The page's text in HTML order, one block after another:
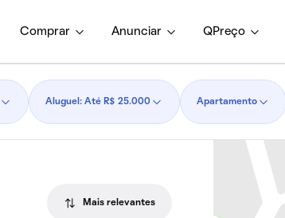
Comprar Anunciar QPreço
Aluguel: Até R$ 25.000 Apartamento
Mais relevantes